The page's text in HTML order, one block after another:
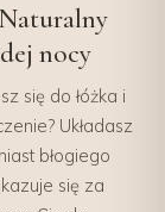
nocy
się do łóżka i
Układasz
błogiego
się za